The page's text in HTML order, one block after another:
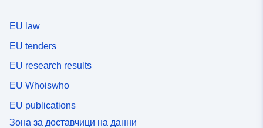
EU law
EU tenders
EU research results
EU Whoiswho
EU publications
Зона за доставчици на данни